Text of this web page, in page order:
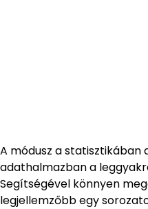
A módusz a statisztikában
adathalmazban a
Segítségével könnyen
legjellemzőbb egy